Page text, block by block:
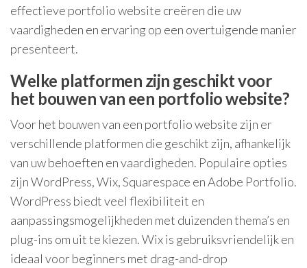
effectieve portfolio website creëren die uw
vaardigheden en ervaring op een overtuigende manier
presenteert.
Welke platformen zijn geschikt voor
het bouwen van een portfolio website?
Voor het bouwen van een portfolio website zijn er
verschillende platformen die geschikt zijn, afhankelijk
van uw behoeften en vaardigheden. Populaire opties
zijn WordPress, Wix, Squarespace en Adobe Portfolio.
WordPress biedt veel flexibiliteit en
aanpassingsmogelijkheden met duizenden thema’s en
plug-ins om uit te kiezen. Wix is gebruiksvriendelijk en
ideaal voor beginners met drag-and-drop